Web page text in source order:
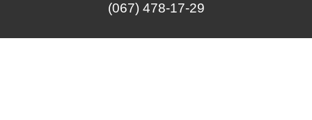
(067) 478-17-29